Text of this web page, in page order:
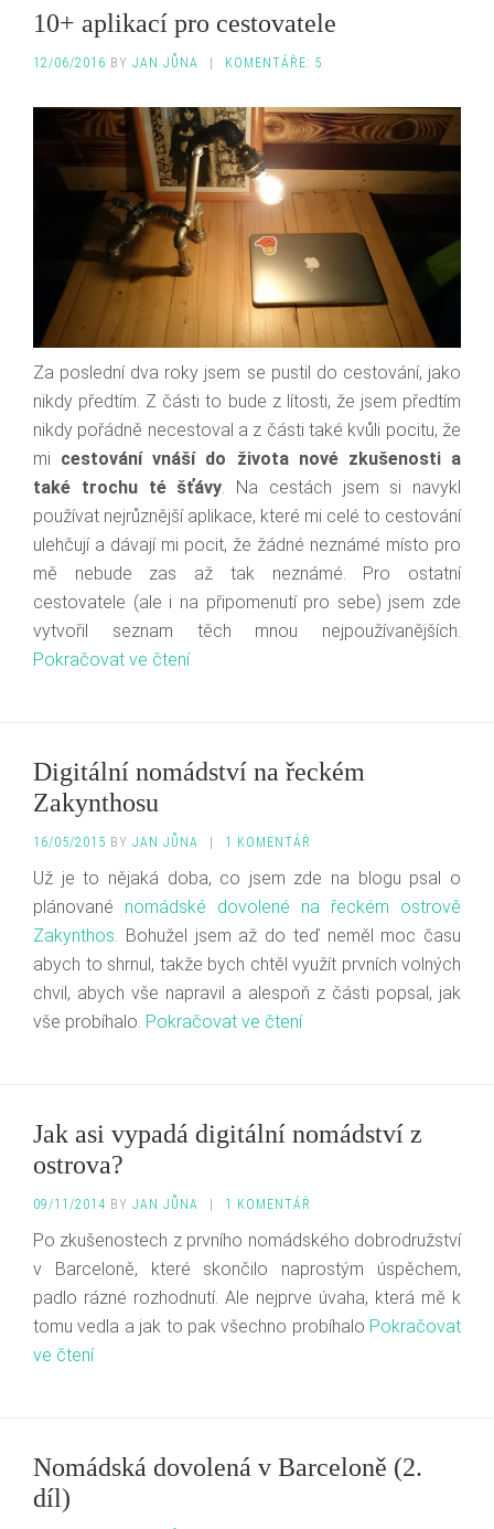
10+ aplikací pro cestovatele
12/06/2016 BY JAN JŮNA KOMENTÁŘE: 5
Za poslední dva roky jsem se pustil do cestování, jako
nikdy předtím. Z části to bude z lítosti, že jsem předtím
nikdy pořádně necestoval a z části také kvůli pocitu, že
mi cestování vnáší do života nové zkušenosti a
také trochu té šťávy. Na cestách jsem si navykl
používat nejrůznější aplikace, které mi celé to cestování
ulehčují a dávají mi pocit, že žádné neznámé místo pro
mě nebude zas až tak neznámé. Pro ostatní
cestovatele (ale i na připomenutí pro sebe) jsem zde
vytvořil seznam těch mnou nejpoužívanějších.
Pokračovat ve čtení
Digitální nomádství na řeckém
Zakynthosu
16/05/2015 BY JAN JŮNA 1 KOMENTÁŘ
Už je to nějaká doba, co jsem zde na blogu psal o
plánované nomádské dovolené na řeckém ostrově
Zakynthos. Bohužel jsem až do teď neměl moc času
abych to shrnul, takže bych chtěl využít prvních volných
chvil, abych vše napravil a alespoň z části popsal, jak
vše probíhalo. Pokračovat ve čtení
Jak asi vypadá digitální nomádství z
ostrova?
09/11/2014 BY JAN JŮNA 1 KOMENTÁŘ
Po zkušenostech z prvního nomádského dobrodružství
v Barceloně, které skončilo naprostým úspěchem,
padlo rázné rozhodnutí. Ale nejprve úvaha, která mě k
tomu vedla a jak to pak všechno probíhalo Pokračovat
ve čtení
Nomádská dovolená v Barceloně (2.
díl)